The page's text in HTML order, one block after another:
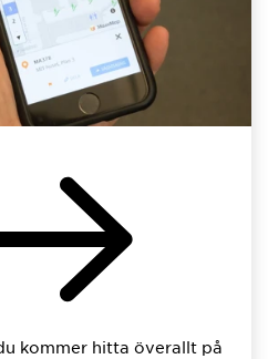
kommer hitta överallt på